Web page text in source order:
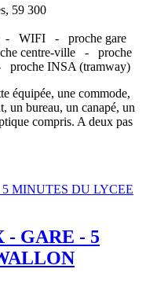
59 300
- WIFI - proche gare
centre-ville - proche
proche INSA (tramway)
équipée, une commode,
un bureau, un canapé, un
compris. A deux pas
- GARE - 5